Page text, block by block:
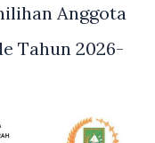
Anggota
Tahun 2026-